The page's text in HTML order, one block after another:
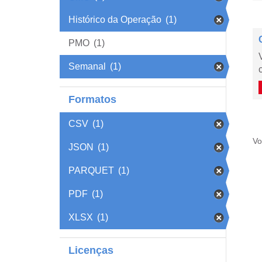
Histórico da Operação (1)
PMO (1)
Semanal (1)
Formatos
CSV (1)
JSON (1)
PARQUET (1)
PDF (1)
XLSX (1)
Licenças